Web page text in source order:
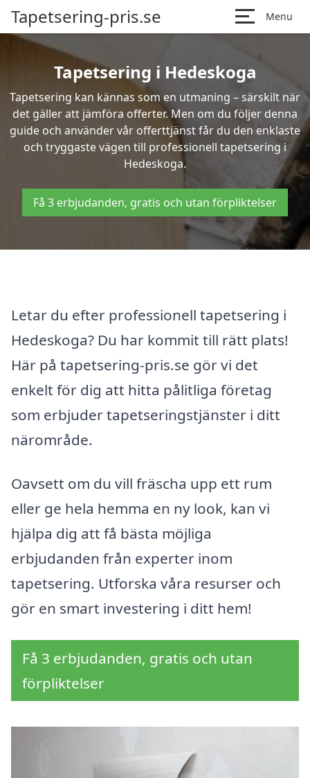
Tapetsering-pris.se Menu
Tapetsering i Hedeskoga
Tapetsering kan kännas som en utmaning – särskilt när
det gäller att jämföra offerter. Men om du följer denna
guide och använder vår offerttjänst får du den enklaste
och tryggaste vägen till professionell tapetsering i
Hedeskoga.
Få 3 erbjudanden, gratis och utan förpliktelser
Letar du efter professionell tapetsering i
Hedeskoga? Du har kommit till rätt plats!
Här på tapetsering-pris.se gör vi det
enkelt för dig att hitta pålitliga företag
som erbjuder tapetseringstjänster i ditt
närområde.
Oavsett om du vill fräscha upp ett rum
eller ge hela hemma en ny look, kan vi
hjälpa dig att få bästa möjliga
erbjudanden från experter inom
tapetsering. Utforska våra resurser och
gör en smart investering i ditt hem!
Få 3 erbjudanden, gratis och utan
förpliktelser